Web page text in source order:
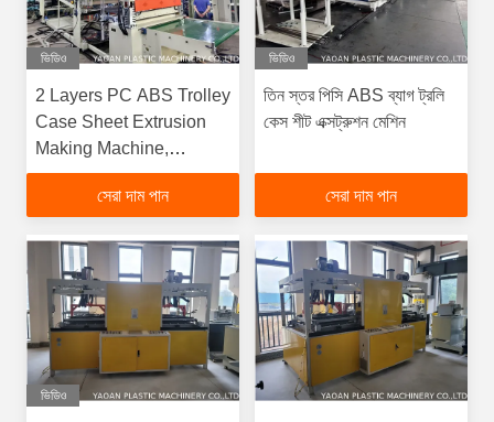
ভিডিও
2 Layers PC ABS Trolley
Case Sheet Extrusion
Making Machine,
Luggage Sheet
Extrusion Machine
সেরা দাম পান
ভিডিও
তিন স্তর পিসি ABS ব্যাগ ট্রলি
কেস শীট এক্সট্রুশন মেশিন
সেরা দাম পান
ভিডিও